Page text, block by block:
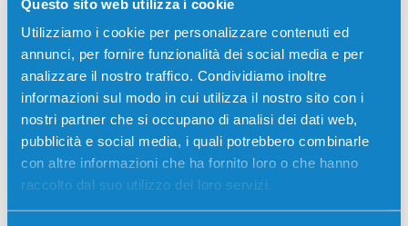
Questo sito web utilizza i cookie
Utilizziamo i cookie per personalizzare contenuti ed
annunci, per fornire funzionalità dei social media e per
analizzare il nostro traffico. Condividiamo inoltre
informazioni sul modo in cui utilizza il nostro sito con i
nostri partner che si occupano di analisi dei dati web,
pubblicità e social media, i quali potrebbero combinarle
con altre informazioni che ha fornito loro o che hanno
raccolto dal suo utilizzo dei loro servizi.
Toner originale Lexmark X950X2KG NERO 38000
pagine per Stampanti: Lexmark X950, Lexmark
X950DE, Lexmark X950DHE, Lexmark X952, Lexmark
X952DE, Lexmark X952DTE, Lexmark X954, Lexmark
X954DE, Lexmark X954DHE